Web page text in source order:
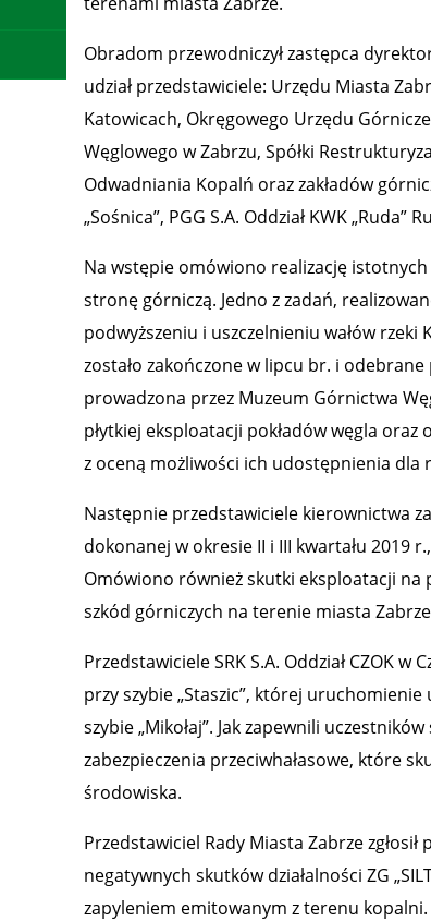
Obradom przewodniczył zastępca
udział przedstawiciele: Urzędu Miasta
Katowicach, Okręgowego Urzędu
Węglowego w Zabrzu, Spółki
Odwadniania Kopalń oraz zakładów
„Sośnica”, PGG S.A. Oddział KWK „Ruda”
Na wstępie omówiono realizację
stronę górniczą. Jedno z zadań,
podwyższeniu i uszczelnieniu wałów rzeki
zostało zakończone w lipcu br. i
prowadzona przez Muzeum Górnictwa
płytkiej eksploatacji pokładów węgla
z oceną możliwości ich udostępnienia dla
Następnie przedstawiciele kierownictwa
dokonanej w okresie II i III kwartału 2019
Omówiono również skutki eksploatacji
szkód górniczych na terenie miasta
Przedstawiciele SRK S.A. Oddział CZOK
przy szybie „Staszic”, której
szybie „Mikołaj”. Jak zapewnili
zabezpieczenia przeciwhałasowe, które
środowiska.
Przedstawiciel Rady Miasta Zabrze
negatywnych skutków działalności ZG
zapyleniem emitowanym z terenu